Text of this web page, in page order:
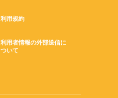
利用規約
利用者情報の外部送信に
ついて